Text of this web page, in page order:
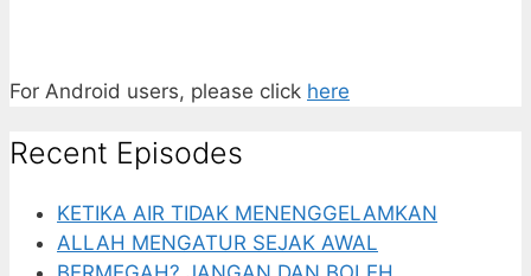
For Android users, please click here
Recent Episodes
KETIKA AIR TIDAK MENENGGELAMKAN
ALLAH MENGATUR SEJAK AWAL